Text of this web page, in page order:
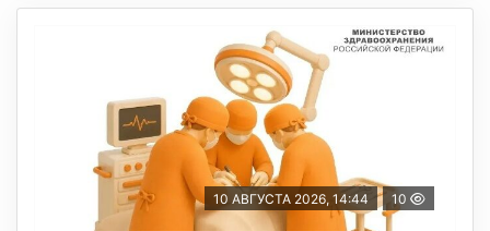
10 АВГУСТА 2026, 14:44 10